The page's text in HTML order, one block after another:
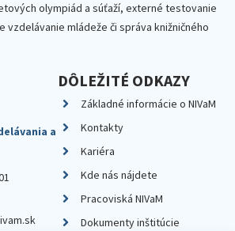
olympiád a súťaží, externé testovanie
vzdelávanie mládeže či správa knižničného
a
DÔLEŽITÉ ODKAZY
Základné informácie o NIVaM
Kontakty
Kariéra
Kde nás nájdete
Pracoviská NIVaM
Dokumenty inštitúcie